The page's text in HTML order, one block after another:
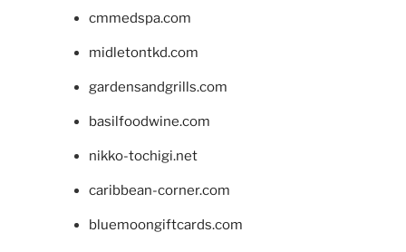
cmmedspa.com
midletontkd.com
gardensandgrills.com
basilfoodwine.com
nikko-tochigi.net
caribbean-corner.com
bluemoongiftcards.com